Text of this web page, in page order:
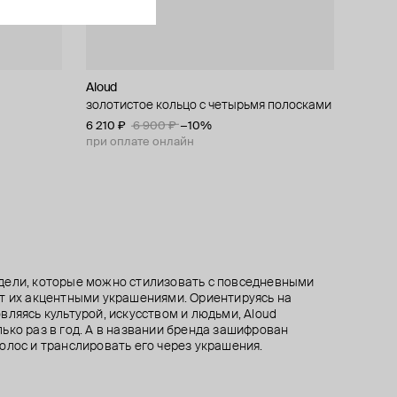
Aloud
золотистое кольцо с четырьмя полосками
6 210 ₽ 6 900 ₽ −10%
при оплате онлайн
Aloud
тонкое золотистое кольцо с жемчугом
4 410 ₽ 4 900 ₽ −10%
при оплате онлайн
AQUAGIRL
кольцо с красным цветочком
3 330 ₽ 3 700 ₽ −10%
при оплате онлайн
Aloud
золотистое кольцо с узлами
6 570 ₽ 7 300 ₽ −10%
при оплате онлайн
которые можно стилизовать с повседневными
их акцентными украшениями. Ориентируясь на
культурой, искусством и людьми, Aloud
раз в год. А в названии бренда зашифрован
и транслировать его через украшения.